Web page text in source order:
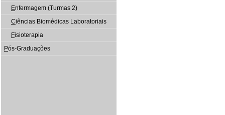
Enfermagem (Turmas 2)
Ciências Biomédicas Laboratoriais
Fisioterapia
Pós-Graduações